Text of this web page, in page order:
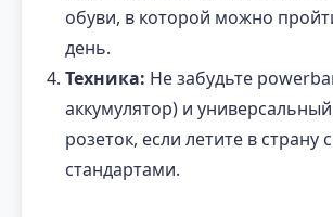
обуви, в которой можно
день.
Техника: Не забудьте
аккумулятор) и
розеток, если летите в страну
стандартами.